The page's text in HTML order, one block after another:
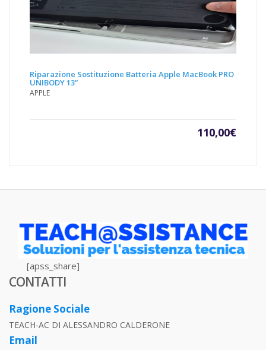
Riparazione Sostituzione Batteria Apple MacBook PRO
UNIBODY 13”
APPLE
110,00€
[apss_share]
CONTATTI
Ragione Sociale
TEACH-AC DI ALESSANDRO CALDERONE
Email